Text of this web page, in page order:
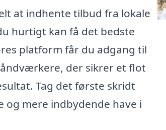
at indhente tilbud fra lokale
hurtigt kan få det bedste
platform får du adgang til
der sikrer et flot
Tag det første skridt
og mere indbydende have i